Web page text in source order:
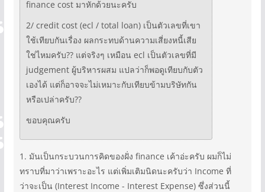
finance cost มาหักด้วยนะครับ
2/ credit cost (ecl / total loan) เป็นตัวเลขที่เขา
ใช้เทียบกันเรื่อง ผลกระทบด้านความเสี่ยงหนี้เสีย
ใช่ไหมครับ?? แต่จริงๆ เหมือน ecl เป็นตัวเลขที่มี
judgement ผู้บริหารผสม แปลว่าก็พอดูเทียบกับตัว
เองได้ แต่ก็อาจจะไม่เหมาะกับเทียบข้ามบริษัทกัน
หรือเปล่าครับ??
ขอบคุณครับ
1. มันเป็นกระบวนการคิดของฝั่ง finance เค้าอ่ะครับ ผมก็ไม่
ทราบที่มาว่าเพราะอะไร แต่เพิ่มเติมนิดนะครับว่า Income ที่
ว่าจะเป็น (Interest Income - Interest Expense) ซึ่งส่วนนี้